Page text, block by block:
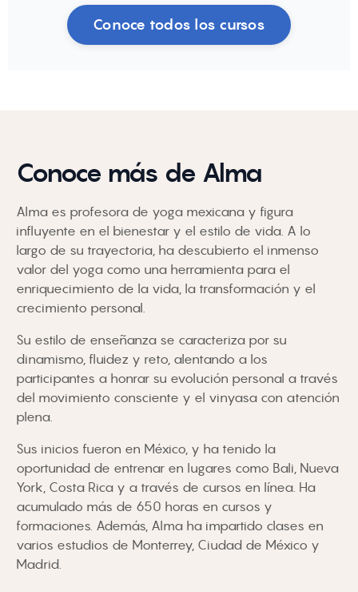
Conoce todos los cursos
Conoce más de Alma
Alma es profesora de yoga mexicana y figura
influyente en el bienestar y el estilo de vida. A lo
largo de su trayectoria, ha descubierto el inmenso
valor del yoga como una herramienta para el
enriquecimiento de la vida, la transformación y el
crecimiento personal.
Su estilo de enseñanza se caracteriza por su
dinamismo, fluidez y reto, alentando a los
participantes a honrar su evolución personal a través
del movimiento consciente y el vinyasa con atención
plena.
Sus inicios fueron en México, y ha tenido la
oportunidad de entrenar en lugares como Bali, Nueva
York, Costa Rica y a través de cursos en línea. Ha
acumulado más de 650 horas en cursos y
formaciones. Además, Alma ha impartido clases en
varios estudios de Monterrey, Ciudad de México y
Madrid.